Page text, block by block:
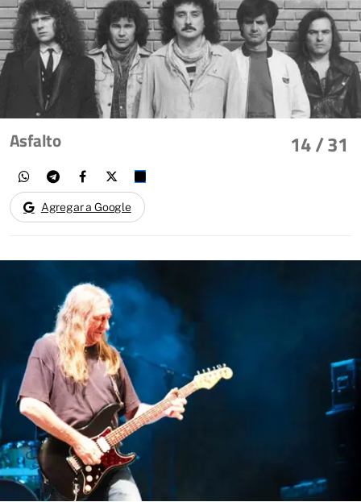
14/ 31
Asfalto
Agregar a Google